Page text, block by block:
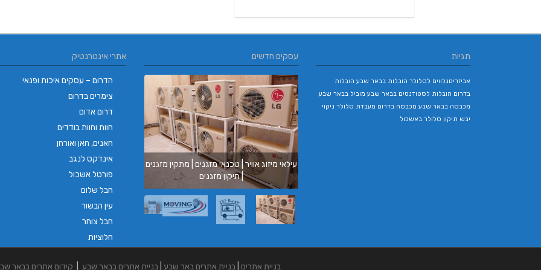
אתרי אינטרנטיק
הדרום – עסקים איכות ופנאי
צימרים בדרום
דרום אדום
חוות וחוות בודדים
חאנים, חאן ואורחן
אינדקס לנגב
פורטל אשכול
חבל שלום
עין הבשור
חבל צוחר
חלוציות
עסקים חדשים
עילאי מיזוג אוויר | טכנאי מזגנים | מתקין מזגנים
| תיקון מזגנים
תגיות
אביזריםנלווים לסלולר הובלות בבאר שבע הובלות
בדרום הובלות לסטודנטים בבאר שבע מוביל בבאר שבע
מכבסה בבאר שבע מכבסה בדרום מעבדת סלולר ניקוי
יבש תיקון סלולר באשכול
בניית אתרים בניית אתרים באר שבע בניית אתרים בבאר שבע קידום אתרים בבאר